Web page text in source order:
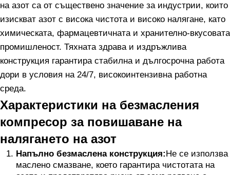
на азот са от съществено значение за индустрии, които
изискват азот с висока чистота и високо налягане, като
химическата, фармацевтичната и хранително-вкусовата
промишленост. Тяхната здрава и издръжлива
конструкция гарантира стабилна и дългосрочна работа
дори в условия на 24/7, високоинтензивна работна
среда.
Характеристики на безмасления
компресор за повишаване на
налягането на азот
Напълно безмаслена конструкция:Не се използва
маслено смазване, което гарантира чистотата на